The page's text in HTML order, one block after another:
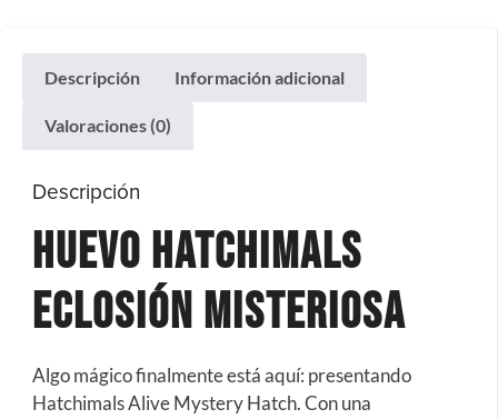
Descripción Información adicional
Valoraciones (0)
Descripción
Huevo Hatchimals
Eclosión Misteriosa
Algo mágico finalmente está aquí: presentando
Hatchimals Alive Mystery Hatch. Con una